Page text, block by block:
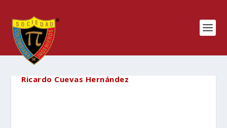
Ricardo Cuevas Hernández